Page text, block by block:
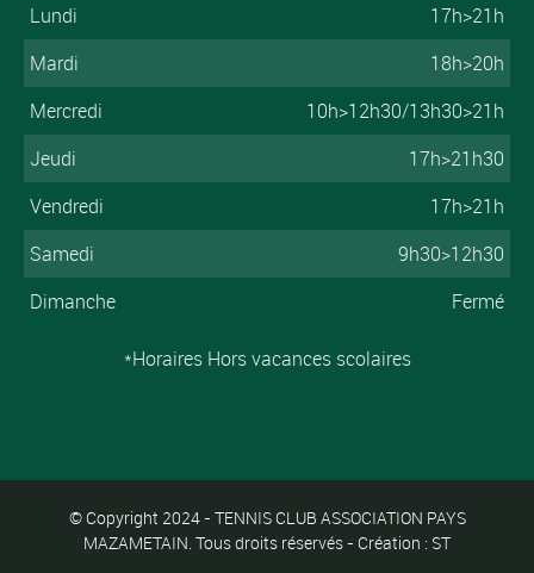
Lundi
17h>21h
Mardi
18h>20h
Mercredi
10h>12h30/13h30>21h
Jeudi
17h>21h30
Vendredi
17h>21h
Samedi
9h30>12h30
Dimanche
Fermé
*Horaires Hors vacances scolaires
© Copyright 2024 - TENNIS CLUB ASSOCIATION PAYS
MAZAMETAIN. Tous droits réservés - Création : ST